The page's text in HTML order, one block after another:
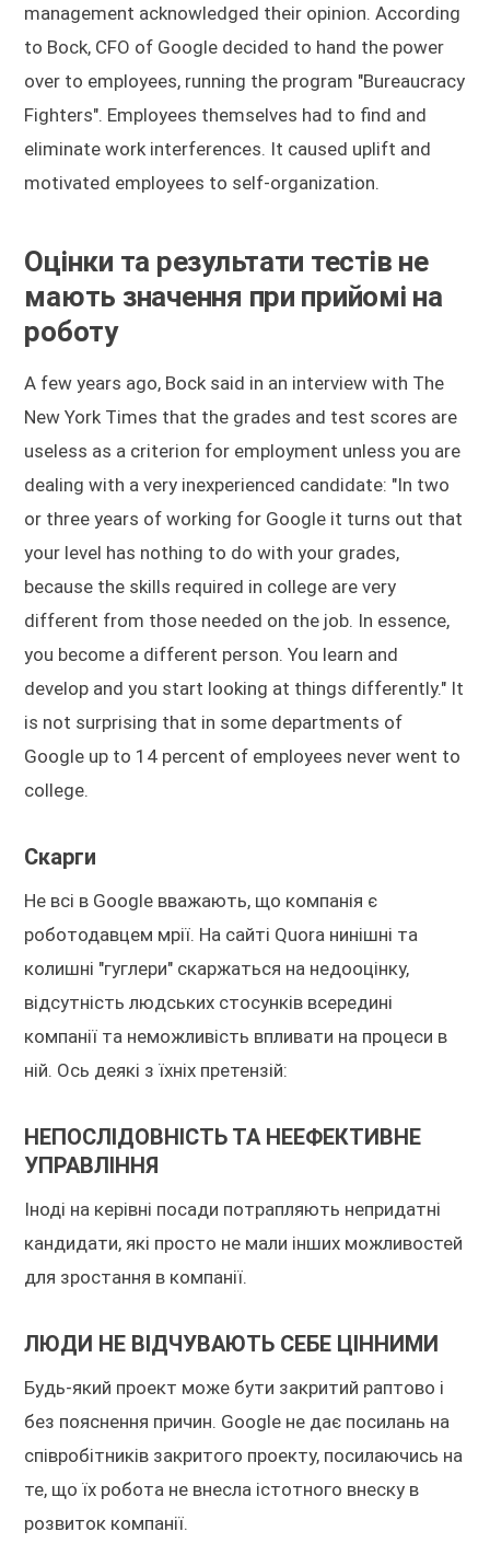
management acknowledged their opinion. According
to Bock, CFO of Google decided to hand the power
over to employees, running the program "Bureaucracy
Fighters". Employees themselves had to find and
eliminate work interferences. It caused uplift and
motivated employees to self-organization.
Оцінки та результати тестів не
мають значення при прийомі на
роботу
A few years ago, Bock said in an interview with The
New York Times that the grades and test scores are
useless as a criterion for employment unless you are
dealing with a very inexperienced candidate: "In two
or three years of working for Google it turns out that
your level has nothing to do with your grades,
because the skills required in college are very
different from those needed on the job. In essence,
you become a different person. You learn and
develop and you start looking at things differently." It
is not surprising that in some departments of
Google up to 14 percent of employees never went to
college.
Скарги
Не всі в Google вважають, що компанія є
роботодавцем мрії. На сайті Quora нинішні та
колишні "гуглери" скаржаться на недооцінку,
відсутність людських стосунків всередині
компанії та неможливість впливати на процеси в
ній. Ось деякі з їхніх претензій:
НЕПОСЛІДОВНІСТЬ ТА НЕЕФЕКТИВНЕ
УПРАВЛІННЯ
Іноді на керівні посади потрапляють непридатні
кандидати, які просто не мали інших можливостей
для зростання в компанії.
ЛЮДИ НЕ ВІДЧУВАЮТЬ СЕБЕ ЦІННИМИ
Будь-який проект може бути закритий раптово і
без пояснення причин. Google не дає посилань на
співробітників закритого проекту, посилаючись на
те, що їх робота не внесла істотного внеску в
розвиток компанії.